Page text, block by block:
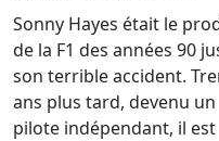
Sonny Hayes était le
de la F1 des années 90
son terrible accident.
ans plus tard, devenu un
pilote indépendant, il est